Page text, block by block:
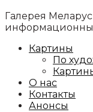
Галерея
Картины
По
О нас
Контакты
Анонсы